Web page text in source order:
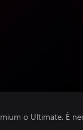
o Ultimate. È